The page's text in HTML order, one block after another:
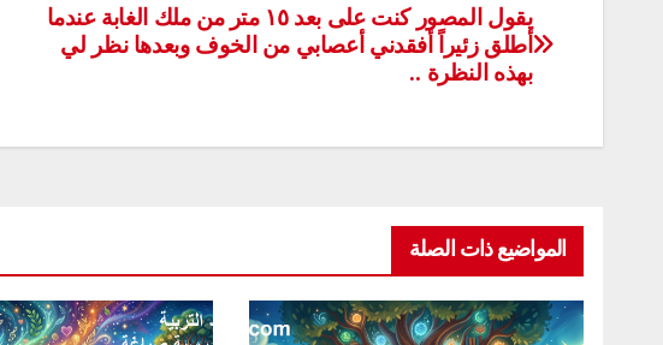
تصفّح
المقالات
يقول المصور كنت على بعد ١٥ متر من ملك الغابة عندما
أطلق زئيراً أفقدني أعصابي من الخوف وبعدها نظر لي
بهذه النظرة ..
المواضيع ذات الصلة